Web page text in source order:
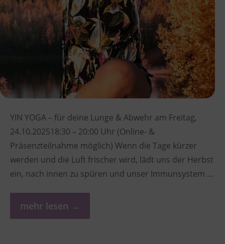
YIN YOGA – für deine Lunge & Abwehr am Freitag,
24.10.202518:30 – 20:00 Uhr (Online- &
Präsenzteilnahme möglich) Wenn die Tage kürzer
werden und die Luft frischer wird, lädt uns der Herbst
ein, nach innen zu spüren und unser Immunsystem …
mehr lesen →